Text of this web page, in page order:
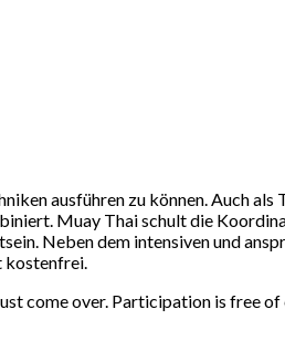
ausführen zu können. Auch als
Muay Thai schult die
Neben dem intensiven und
kostenfrei.
come over. Participation is free of